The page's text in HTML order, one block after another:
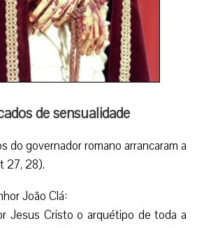
de sensualidade
do governador romano arrancaram a
27, 28).
João Clá:
Jesus Cristo o arquétipo de toda a